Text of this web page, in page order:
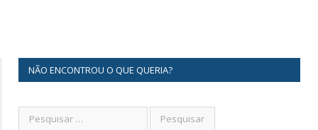
NÃO ENCONTROU O QUE QUERIA?